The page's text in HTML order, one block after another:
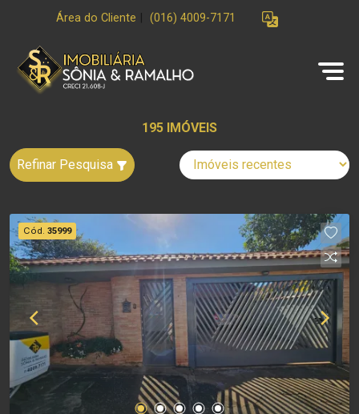
Área do Cliente (016) 4009-7171
195 IMÓVEIS
Refinar Pesquisa
Cód. 35999